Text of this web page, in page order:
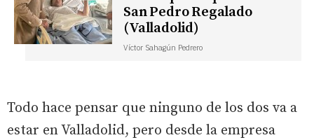
San Pedro Regalado
(Valladolid)
Víctor Sahagún Pedrero
Todo hace pensar que ninguno de los dos va a
estar en Valladolid, pero desde la empresa